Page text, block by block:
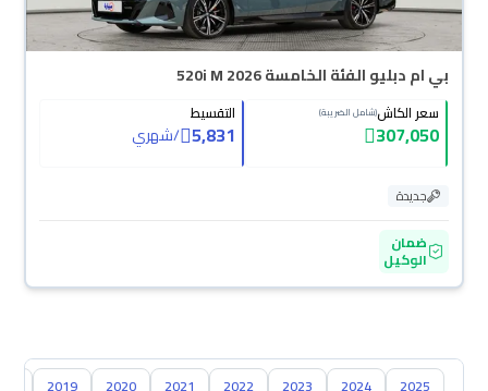
بي ام دبليو الفئة الخامسة 520i M 2026
سعر الكاش(شامل الضريبة)
307,050
التقسيط
5,831
/شهري
جديدة
ضمان
الوكيل